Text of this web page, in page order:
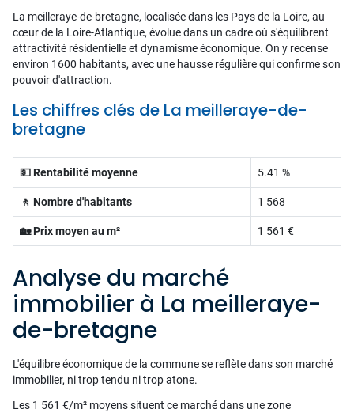
La meilleraye-de-bretagne, localisée dans les Pays de la Loire, au
cœur de la Loire-Atlantique, évolue dans un cadre où s'équilibrent
attractivité résidentielle et dynamisme économique. On y recense
environ 1600 habitants, avec une hausse régulière qui confirme son
pouvoir d'attraction.
Les chiffres clés de La meilleraye-de-
bretagne
💵 Rentabilité moyenne 5.41 %
🚶 Nombre d'habitants 1 568
🏡 Prix moyen au m² 1 561 €
Analyse du marché
immobilier à La meilleraye-
de-bretagne
L'équilibre économique de la commune se reflète dans son marché
immobilier, ni trop tendu ni trop atone.
Les 1 561 €/m² moyens situent ce marché dans une zone